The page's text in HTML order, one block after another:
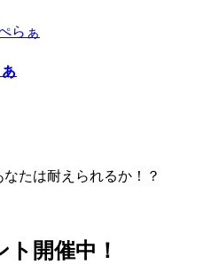
たは耐えられるか！？
開催中！